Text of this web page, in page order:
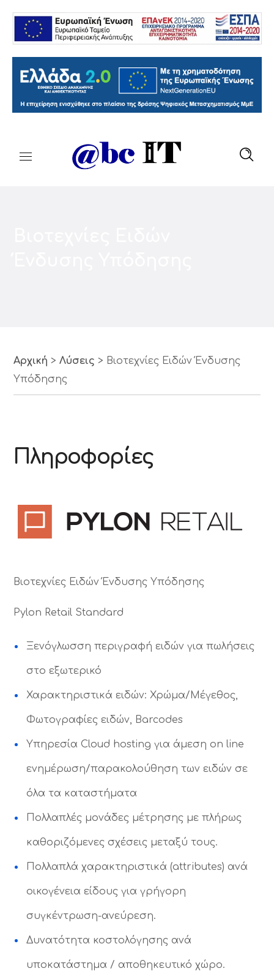
Αρχική >Λύσεις > Βιοτεχνίες Ειδών Ένδυσης
Υπόδησης
Πληροφορίες
Βιοτεχνίες Ειδών Ένδυσης Υπόδησης
Pylon Retail Standard
Ξενόγλωσση περιγραφή ειδών για πωλήσεις
στο εξωτερικό
Χαρακτηριστικά ειδών: Χρώμα/Μέγεθος,
Φωτογραφίες ειδών, Barcodes
Υπηρεσία Cloud hosting για άμεση on line
ενημέρωση/παρακολούθηση των ειδών σε
όλα τα καταστήματα
Πολλαπλές μονάδες μέτρησης με πλήρως
καθοριζόμενες σχέσεις μεταξύ τους.
Πολλαπλά χαρακτηριστικά (attributes) ανά
οικογένεια είδους για γρήγορη
συγκέντρωση-ανεύρεση.
Δυνατότητα κοστολόγησης ανά
υποκατάστημα / αποθηκευτικό χώρο.